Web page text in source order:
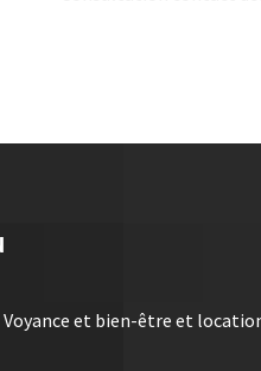
et bien-être et